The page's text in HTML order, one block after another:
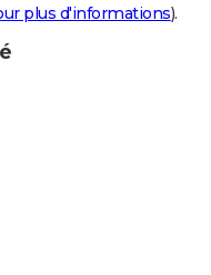
plus d'informations).